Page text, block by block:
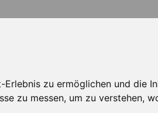
zu ermöglichen und die
zu messen, um zu verstehen,